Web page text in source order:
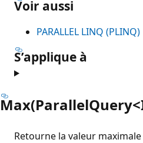
Voir aussi
PARALLEL LINQ (PLINQ)
S’applique à
Retourne la valeur